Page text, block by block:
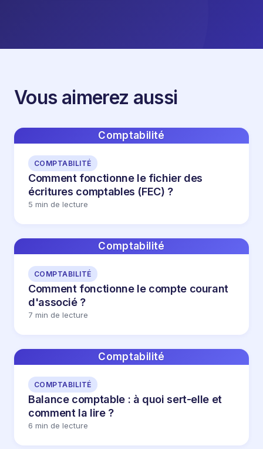
Vous aimerez aussi
Comptabilité
COMPTABILITÉ
Comment fonctionne le fichier des
écritures comptables (FEC) ?
5 min de lecture
Comptabilité
COMPTABILITÉ
Comment fonctionne le compte courant
d'associé ?
7 min de lecture
Comptabilité
COMPTABILITÉ
Balance comptable : à quoi sert-elle et
comment la lire ?
6 min de lecture